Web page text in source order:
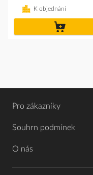
K objednání
Pro zákazníky
Souhrn podmínek
O nás